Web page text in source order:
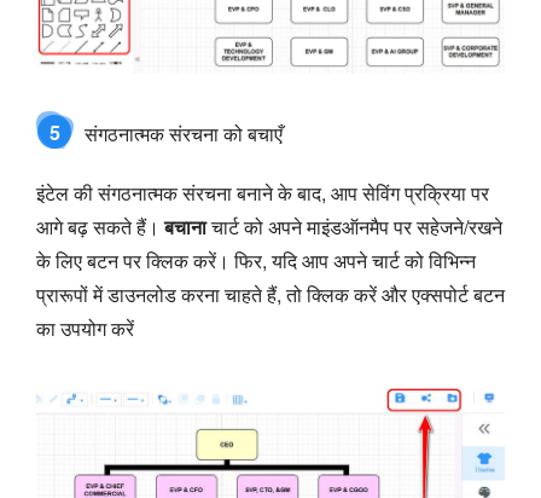
5 संगठनात्मक संरचना को बचाएँ
इंटेल की संगठनात्मक संरचना बनाने के बाद, आप सेविंग प्रक्रिया पर
आगे बढ़ सकते हैं।बचानाचार्ट को अपने माइंडऑनमैप पर सहेजने/रखने
के लिए बटन पर क्लिक करें। फिर, यदि आप अपने चार्ट को विभिन्न
प्रारूपों में डाउनलोड करना चाहते हैं, तो क्लिक करें और एक्सपोर्ट बटन
का उपयोग करें